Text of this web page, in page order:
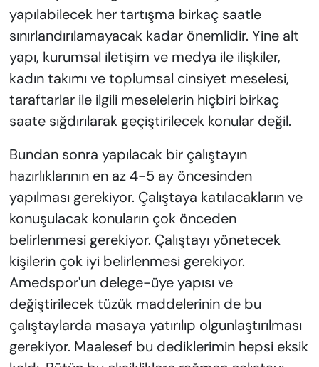
yapılabilecek her tartışma birkaç saatle
sınırlandırılamayacak kadar önemlidir. Yine alt
yapı, kurumsal iletişim ve medya ile ilişkiler,
kadın takımı ve toplumsal cinsiyet meselesi,
taraftarlar ile ilgili meselelerin hiçbiri birkaç
saate sığdırılarak geçiştirilecek konular değil.
Bundan sonra yapılacak bir çalıştayın
hazırlıklarının en az 4-5 ay öncesinden
yapılması gerekiyor. Çalıştaya katılacakların ve
konuşulacak konuların çok önceden
belirlenmesi gerekiyor. Çalıştayı yönetecek
kişilerin çok iyi belirlenmesi gerekiyor.
Amedspor'un delege-üye yapısı ve
değiştirilecek tüzük maddelerinin de bu
çalıştaylarda masaya yatırılıp olgunlaştırılması
gerekiyor. Maalesef bu dediklerimin hepsi eksik